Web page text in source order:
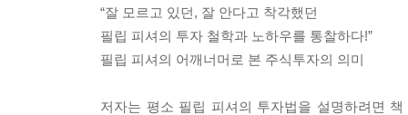
“잘 모르고 있던, 잘 안다고 착각했던
필립 피셔의 투자 철학과 노하우를 통찰하다!”
필립 피셔의 어깨너머로 본 주식투자의 의미
저자는 평소 필립 피셔의 투자법을 설명하려면